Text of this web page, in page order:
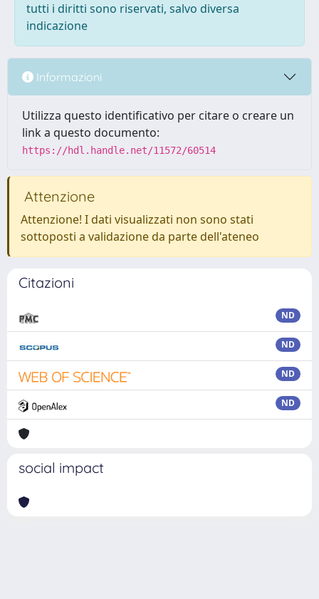
tutti i diritti sono riservati, salvo diversa
indicazione
Informazioni
Utilizza questo identificativo per citare o creare un
link a questo documento:
https://hdl.handle.net/11572/60514
Attenzione
Attenzione! I dati visualizzati non sono stati
sottoposti a validazione da parte dell'ateneo
Citazioni
ND
ND
ND
ND
social impact